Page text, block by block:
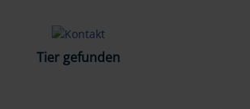
Tier gefunden